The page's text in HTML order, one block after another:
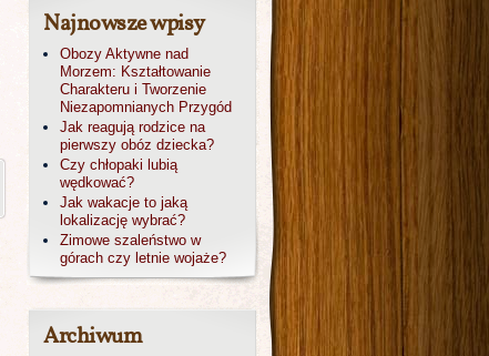
Najnowsze wpisy
Obozy Aktywne nad
Morzem: Kształtowanie
Charakteru i Tworzenie
Niezapomnianych Przygód
Jak reagują rodzice na
pierwszy obóz dziecka?
Czy chłopaki lubią
wędkować?
Jak wakacje to jaką
lokalizację wybrać?
Zimowe szaleństwo w
górach czy letnie wojaże?
Archiwum